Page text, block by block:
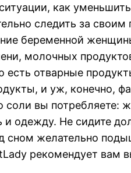
как
следить за своим
беременной
молочных
есть отварные
и уж, конечно,
вы потребляете:
одежду. Не сидите
сном желательно
рекомендует вам